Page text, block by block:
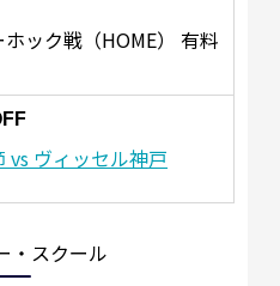
ック戦（HOME） 有料
vs ヴィッセル神戸
・スクール